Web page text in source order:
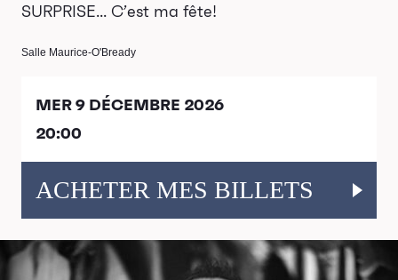
SURPRISE... C’est ma fête!
Salle Maurice-O'Bready
MER 9 DÉCEMBRE 2026
20:00
ACHETER MES BILLETS